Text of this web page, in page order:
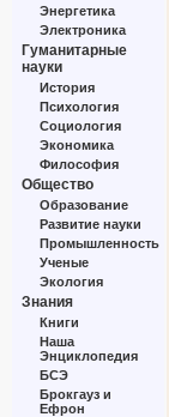
Энергетика
Электроника
Гуманитарные
науки
История
Психология
Социология
Экономика
Философия
Общество
Образование
Развитие науки
Промышленность
Ученые
Экология
Знания
Книги
Наша
Энциклопедия
БСЭ
Брокгауз и
Ефрон